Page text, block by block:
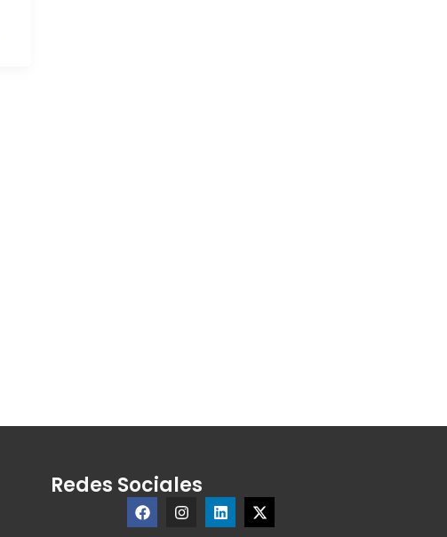
Redes Sociales
FacebookInstagramLinkedin
X-
twitter